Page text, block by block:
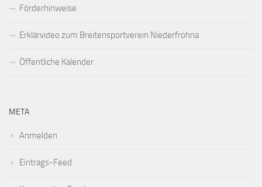
Förderhinweise
Erklärvideo zum Breitensportverein Niederfrohna
Öffentliche Kalender
META
Anmelden
Eintrags-Feed